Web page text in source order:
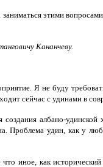
этими
Кананчеву.
Я не буду
сейчас с удинами в
албано-
Проблема удин, как у
иное, как